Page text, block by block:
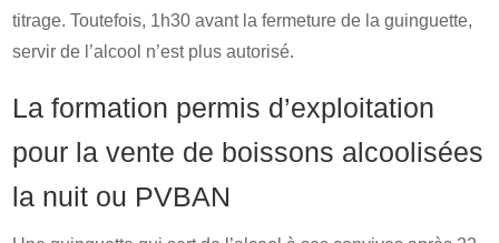
titrage. Toutefois, 1h30 avant la fermeture de la guinguette,
servir de l’alcool n’est plus autorisé.
La formation permis d’exploitation
pour la vente de boissons alcoolisées
la nuit ou PVBAN